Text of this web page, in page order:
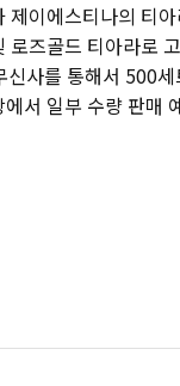
이에스티나의 티
즈골드 티아라로
사를 통해서 500
서 일부 수량 판매